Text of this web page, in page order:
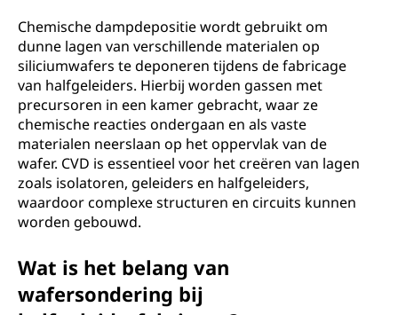
Chemische dampdepositie wordt gebruikt om
dunne lagen van verschillende materialen op
siliciumwafers te deponeren tijdens de fabricage
van halfgeleiders. Hierbij worden gassen met
precursoren in een kamer gebracht, waar ze
chemische reacties ondergaan en als vaste
materialen neerslaan op het oppervlak van de
wafer. CVD is essentieel voor het creëren van lagen
zoals isolatoren, geleiders en halfgeleiders,
waardoor complexe structuren en circuits kunnen
worden gebouwd.
Wat is het belang van
wafersondering bij